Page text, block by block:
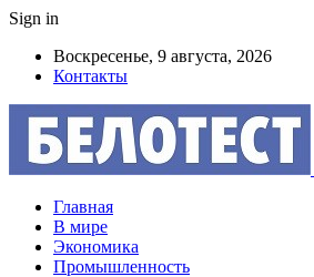
Sign in
Воскресенье, 9 августа, 2026
Контакты
Главная
В мире
Экономика
Промышленность